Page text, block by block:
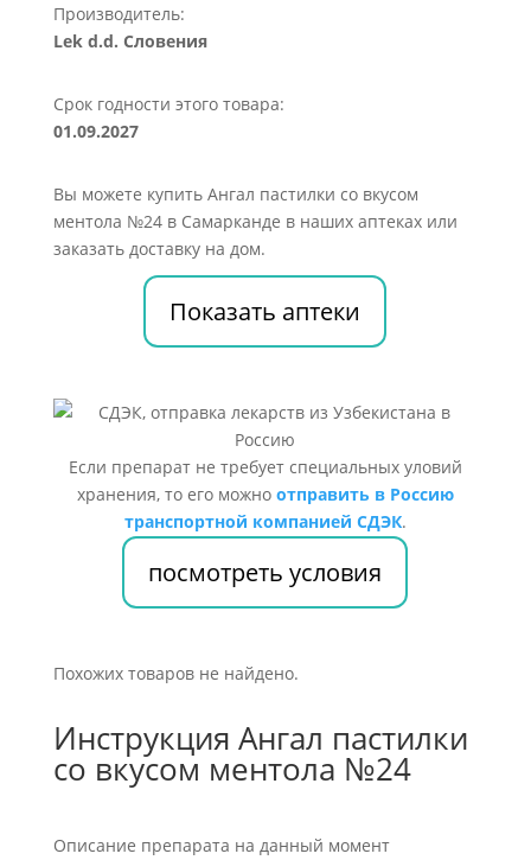
Производитель:
Lek d.d. Словения
Срок годности этого товара:
01.09.2027
Вы можете купить Ангал пастилки со вкусом
ментола №24 в Самарканде в наших аптеках или
заказать доставку на дом.
Показать аптеки
Если препарат не требует специальных уловий
хранения, то его можно отправить в Россию
транспортной компанией СДЭК.
посмотреть условия
Похожих товаров не найдено.
Инструкция Ангал пастилки
со вкусом ментола №24
Описание препарата на данный момент